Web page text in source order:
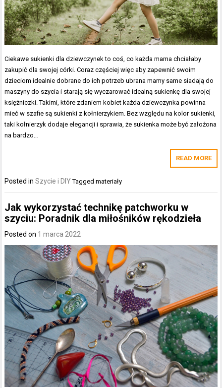
Ciekawe sukienki dla dziewczynek to coś, co każda mama chciałaby
zakupić dla swojej córki. Coraz częściej więc aby zapewnić swoim
dzieciom idealnie dobrane do ich potrzeb ubrana mamy same siadają do
maszyny do szycia i starają się wyczarować idealną sukienkę dla swojej
księżniczki. Takimi, które zdaniem kobiet każda dziewczynka powinna
mieć w szafie są sukienki z kołnierzykiem. Bez względu na kolor sukienki,
taki kołnierzyk dodaje elegancji i sprawia, że sukienka może być założona
na bardzo…
READ MORE
Posted inSzycie i DIY Taggedmateriały
Jak wykorzystać technikę patchworku w
szyciu: Poradnik dla miłośników rękodzieła
Posted on 1 marca 2022